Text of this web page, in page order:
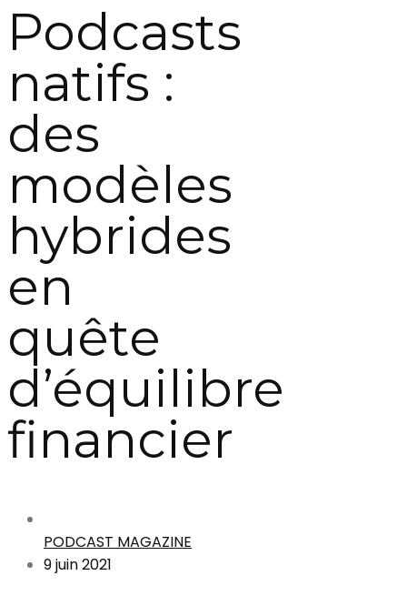
Podcasts
natifs :
des
modèles
hybrides
en
quête
d’équilibre
financier
PODCAST MAGAZINE
9 juin 2021